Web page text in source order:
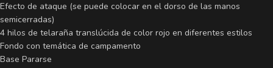
Efecto de ataque (se puede colocar en el dorso de las manos
semicerradas)
4 hilos de telaraña translúcida de color rojo en diferentes estilos
Fondo con temática de campamento
Base Pararse